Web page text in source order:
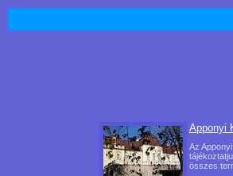
Apponyi
Az
összes